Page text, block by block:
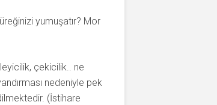
yumuşatır? Mor
çekicilik.. ne
nedeniyle pek
(İstihare